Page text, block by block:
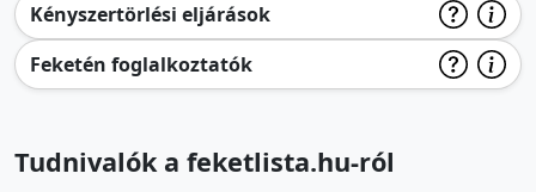
Kényszertörlési eljárások
Feketén foglalkoztatók
Tudnivalók a feketlista.hu-ról